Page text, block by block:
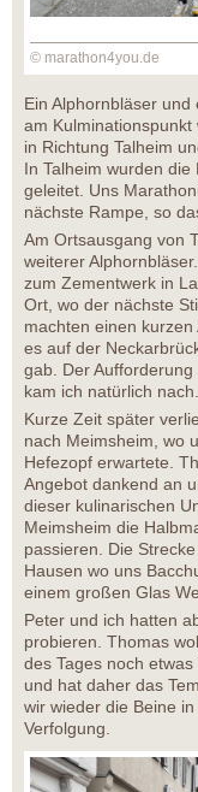
© marathon4you.de
Ein Alphornbläser
am
in Richtung Talheim
In Talheim wurden
geleitet. Uns
nächste Rampe, so
Am Ortsausgang von
weiterer
zum Zementwerk in
Ort, wo der nächste
machten einen
es auf der
gab. Der Aufforderung
kam ich natürlich nach.
Kurze Zeit später
nach Meimsheim, wo
Hefezopf erwartete.
Angebot dankend an
dieser kulinarischen
Meimsheim die
passieren. Die
Hausen wo uns
einem großen Glas
Peter und ich hatten
probieren. Thomas
des Tages noch
und hat daher das
wir wieder die Beine
Verfolgung.